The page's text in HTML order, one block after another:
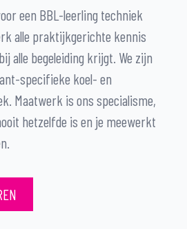
een BBL-leerling techniek
alle praktijkgerichte kennis
alle begeleiding krijgt. We zijn
specifieke koel- en
Maatwerk is ons specialisme,
hetzelfde is en je meewerkt